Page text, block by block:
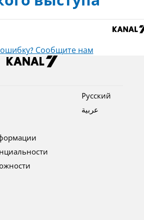
Сообщите нам
Pусский
عربية